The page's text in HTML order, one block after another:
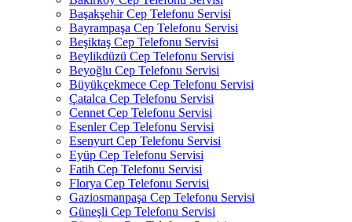
Başakşehir Cep Telefonu Servisi
Bayrampaşa Cep Telefonu Servisi
Beşiktaş Cep Telefonu Servisi
Beylikdüzü Cep Telefonu Servisi
Beyoğlu Cep Telefonu Servisi
Büyükçekmece Cep Telefonu Servisi
Çatalca Cep Telefonu Servisi
Cennet Cep Telefonu Servisi
Esenler Cep Telefonu Servisi
Esenyurt Cep Telefonu Servisi
Eyüp Cep Telefonu Servisi
Fatih Cep Telefonu Servisi
Florya Cep Telefonu Servisi
Gaziosmanpaşa Cep Telefonu Servisi
Güneşli Cep Telefonu Servisi